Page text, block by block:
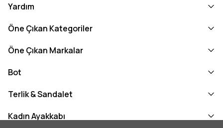
Yardım
Öne Çıkan Kategoriler
Öne Çıkan Markalar
Bot
Terlik & Sandalet
Kadın Ayakkabı